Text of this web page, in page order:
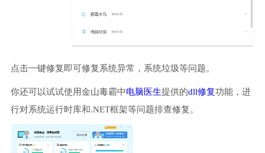
点击一键修复即可修复系统异常，系统垃圾等问题。
你还可以试试使用金山毒霸中电脑医生提供的dll修复功能，进
行对系统运行时库和.NET框架等问题排查修复。